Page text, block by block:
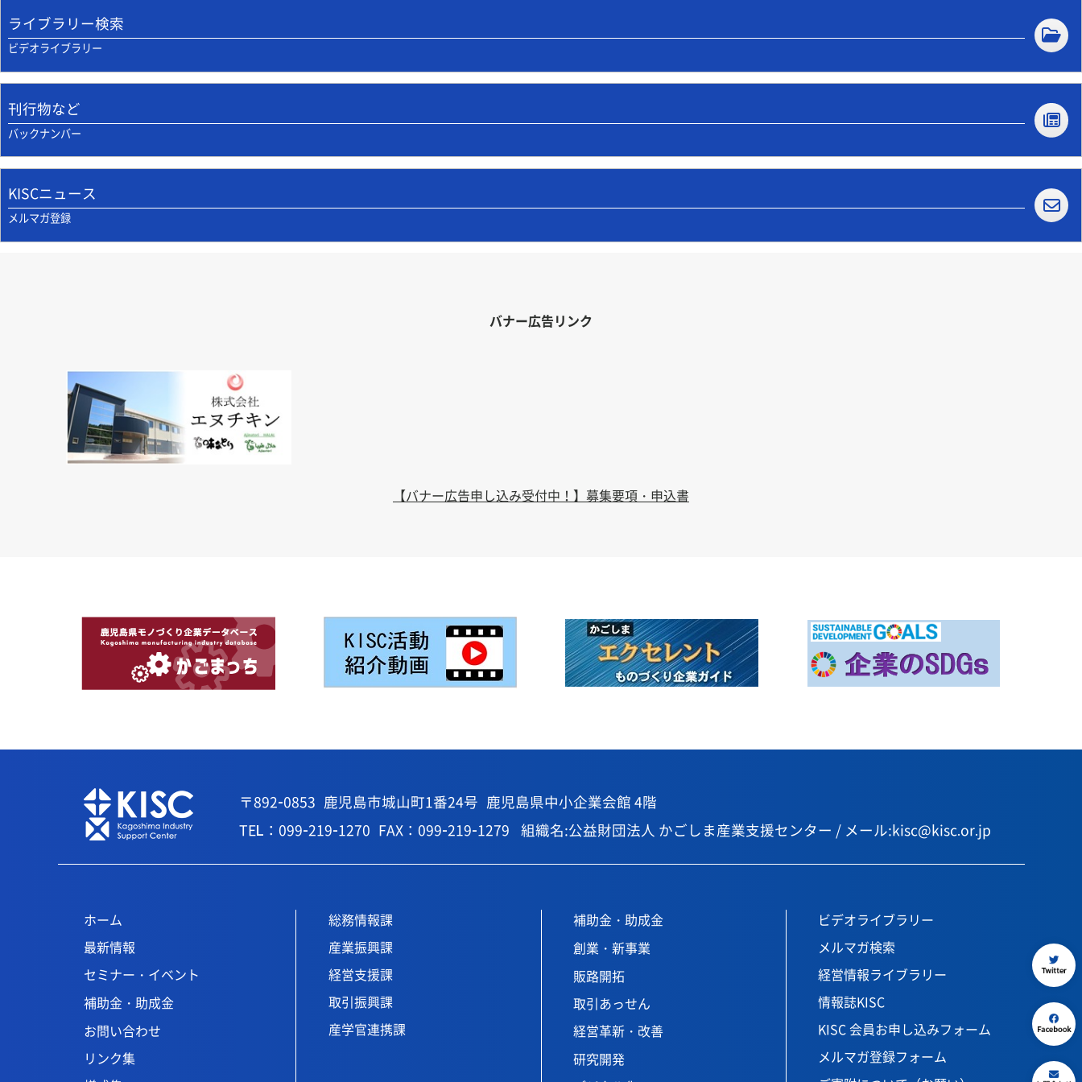
ライブラリー検索
ビデオライブラリー
刊行物など
バックナンバー
KISCニュース
メルマガ登録
バナー広告リンク
【バナー広告申し込み受付中！】募集要項・申込書
〒892-0853 鹿児島市城山町1番24号 鹿児島県中小企業会館 4階
TEL：099-219-1270 FAX：099-219-1279 組織名:公益財団法人 かごしま産業支援センター / メール:kisc@kisc.or.jp
ホーム
最新情報
セミナー・イベント
補助金・助成金
お問い合わせ
リンク集
総務情報課
産業振興課
経営支援課
取引振興課
産学官連携課
補助金・助成金
創業・新事業
販路開拓
取引あっせん
経営革新・改善
研究開発
ビデオライブラリー
メルマガ検索
経営情報ライブラリー
情報誌KISC
KISC 会員お申し込みフォーム
メルマガ登録フォーム